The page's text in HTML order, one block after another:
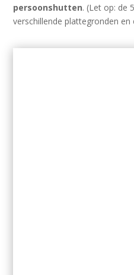
persoonshutten. (Let op: de
verschillende plattegronden en